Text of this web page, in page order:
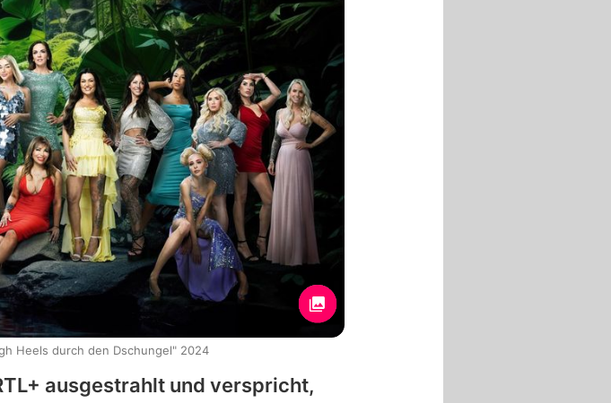
ausgestrahlt und verspricht,
Heels durch den Dschungel" 2024